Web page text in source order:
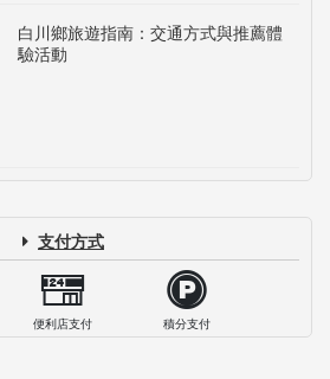
白川鄉旅遊指南：交通方式與推薦體
驗活動
支付方式
便利店支付 積分支付